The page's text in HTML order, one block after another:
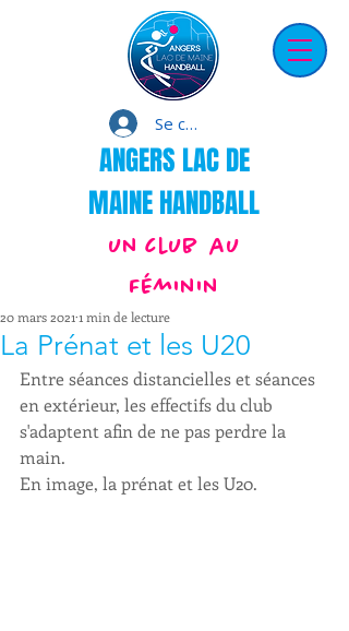
Se connecter
ANGERS LAC DE
MAINE HANDBALL
un club au
Féminin
La Prénat et les U20
20 mars 2021 1 min de lecture
Entre séances distancielles et séances
en extérieur, les effectifs du club
s'adaptent afin de ne pas perdre la
main.
En image, la prénat et les U20.